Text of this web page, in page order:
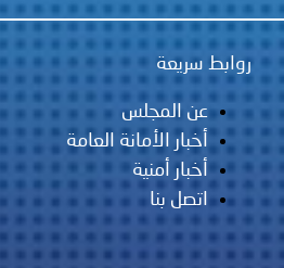
روابط سريعة
عن المجلس
أخبار الأمانة العامة
أخبار أمنية
اتصل بنا